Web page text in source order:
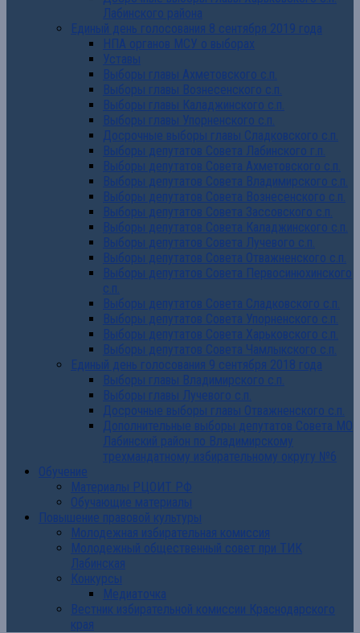
Лабинского района
Единый день голосования 8 сентября 2019 года
НПА органов МСУ о выборах
Уставы
Выборы главы Ахметовского с.п.
Выборы главы Вознесенского с.п.
Выборы главы Каладжинского с.п.
Выборы главы Упорненского с.п.
Досрочные выборы главы Сладковского с.п.
Выборы депутатов Совета Лабинского г.п.
Выборы депутатов Совета Ахметовского с.п.
Выборы депутатов Совета Владимирского с.п.
Выборы депутатов Совета Вознесенского с.п.
Выборы депутатов Совета Зассовского с.п.
Выборы депутатов Совета Каладжинского с.п.
Выборы депутатов Совета Лучевого с.п.
Выборы депутатов Совета Отважненского с.п.
Выборы депутатов Совета Первосинюхинского
с.п.
Выборы депутатов Совета Сладковского с.п.
Выборы депутатов Совета Упорненского с.п.
Выборы депутатов Совета Харьковского с.п.
Выборы депутатов Совета Чамлыкского с.п.
Единый день голосования 9 сентября 2018 года
Выборы главы Владимирского с.п.
Выборы главы Лучевого с.п.
Досрочные выборы главы Отважненского с.п.
Дополнительные выборы депутатов Совета МО
Лабинский район по Владимирскому
трехмандатному избирательному округу №6
Обучение
Материалы РЦОИТ РФ
Обучающие материалы
Повышение правовой культуры
Молодежная избирательная комиссия
Молодежный общественный совет при ТИК
Лабинская
Конкурсы
Медиаточка
Вестник избирательной комиссии Краснодарского
края